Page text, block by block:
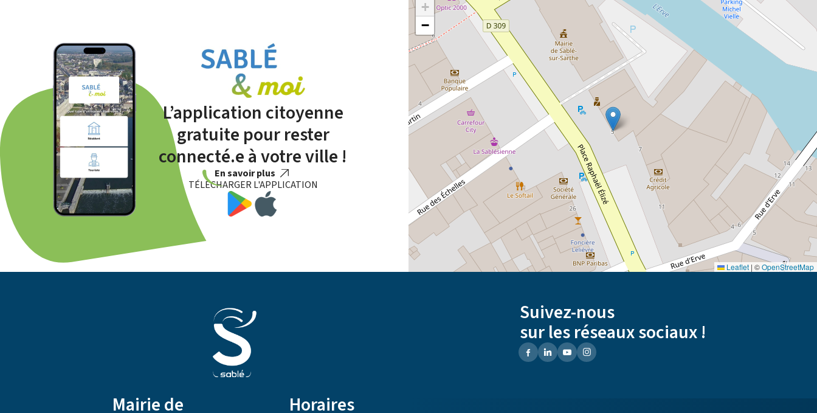
L’application citoyenne
gratuite pour rester
connecté.e à votre ville !
En savoir plus
TÉLÉCHARGER L'APPLICATION
+
−
Leaflet | ©OpenStreetMap
Mairie de Horaires
Suivez-nous
sur les réseaux sociaux !